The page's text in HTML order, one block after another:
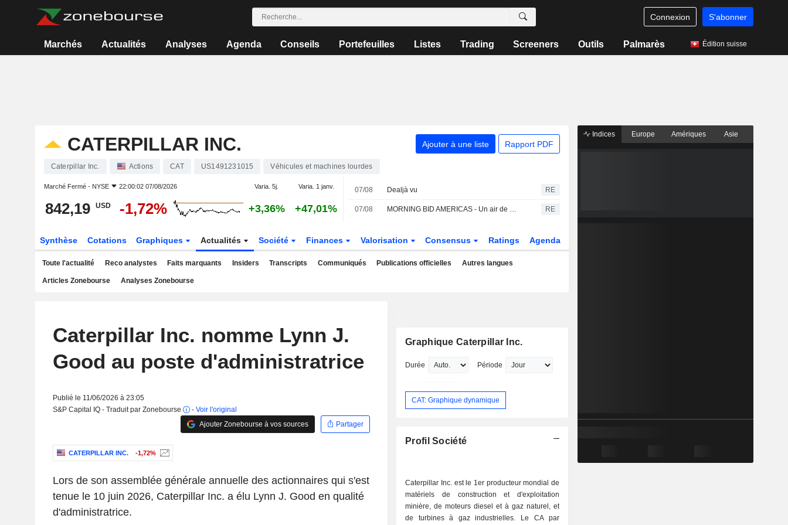
Connexion S'abonner
Marchés Actualités Analyses Agenda Conseils Portefeuilles Listes Trading Screeners Outils Palmarès Édition suisse
CATERPILLAR INC. Ajouter à une liste Rapport PDF
Caterpillar Inc. Actions CAT US1491231015 Véhicules et machines lourdes
Marché Fermé - NYSE 22:00:02 07/08/2026 Varia. 5j. Varia. 1 janv.
842,19 USD -1,72% +3,36% +47,01%
07/08 Dealjà vu RE
07/08 MORNING BID AMERICAS - Un air de déjà-vu RE
Synthèse Cotations Graphiques Actualités Société Finances Valorisation Consensus Ratings Agenda
Toute l'actualité Reco analystes Faits marquants Insiders Transcripts Communiqués Publications officielles Autres langues
Articles Zonebourse Analyses Zonebourse
Caterpillar Inc. nomme Lynn J.
Good au poste d'administratrice
Publié le 11/06/2026 à 23:05
S&P Capital IQ - Traduit par Zonebourse
- Voir l'original
Ajouter Zonebourse à vos sources
Partager
CATERPILLAR INC. -1,72%
Lors de son assemblée générale annuelle des actionnaires qui s'est
tenue le 10 juin 2026, Caterpillar Inc. a élu Lynn J. Good en qualité
d'administratrice.
Graphique Caterpillar Inc.
Durée Période
CAT: Graphique dynamique
Profil Société
Caterpillar Inc. est le 1er producteur mondial de
matériels de construction et d'exploitation
minière, de moteurs diesel et à gaz naturel, et
de turbines à gaz industrielles. Le CA par
Indices Europe Amériques Asie